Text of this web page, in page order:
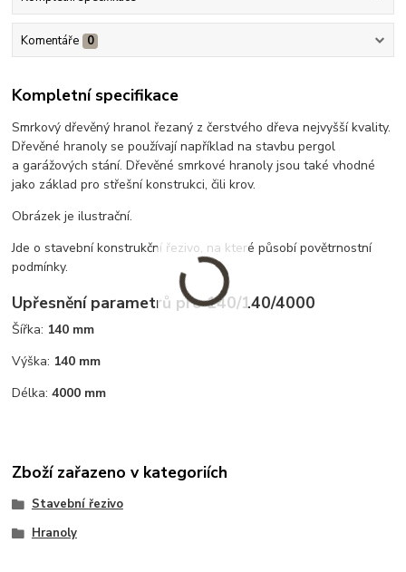
Komentáře 0
Kompletní specifikace
Smrkový dřevěný hranol řezaný z čerstvého dřeva nejvyšší kvality.
Dřevěné hranoly se používají například na stavbu pergol
a garážových stání. Dřevěné smrkové hranoly jsou také vhodné
jako základ pro střešní konstrukci, čili krov.
Obrázek je ilustrační.
Jde o stavební konstrukční řezivo, na které působí povětrnostní
podmínky.
Upřesnění parametrů pro 140/140/4000
Šířka: 140 mm
Výška: 140 mm
Délka:4000 mm
Zboží zařazeno v kategoriích
Stavební řezivo
Hranoly